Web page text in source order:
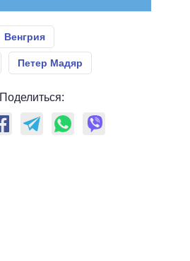
Венгрия
Петер Мадяр
Поделиться: